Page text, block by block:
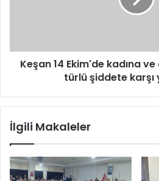
Keşan 14 Ekim'de kadına
türlü şiddete karşı
İlgili Makaleler